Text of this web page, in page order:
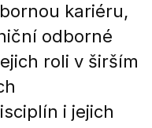
kariéru,
odborné
roli v širším
i jejich